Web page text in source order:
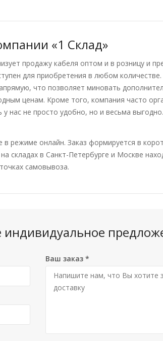
«1 Склад»
продажу кабеля оптом и в розницу и
для приобретения в любом
что позволяет миновать
ценам. Кроме того, компания часто
у нас не просто удобно, но и весьма выгодно.
режиме онлайн. Заказ формируется в
складах в Санкт-Петербурге и Москве
самовывоза.
индивидуальное
Ваш заказ *